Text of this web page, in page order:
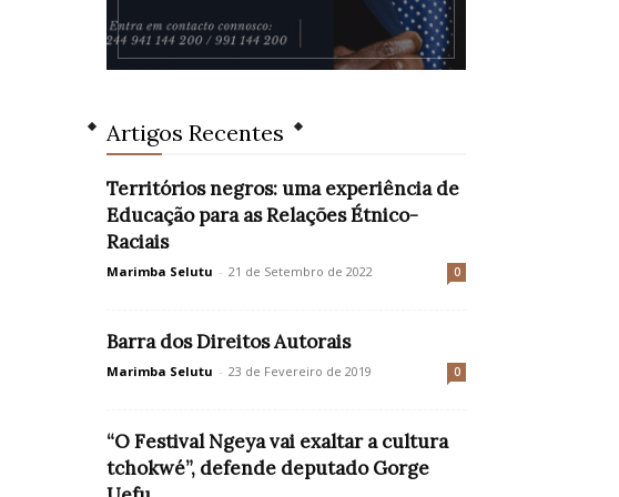
Artigos Recentes
Territórios negros: uma experiência de
Educação para as Relações Étnico-
Raciais
Marimba Selutu - 21 de Setembro de 2022 0
Barra dos Direitos Autorais
Marimba Selutu - 23 de Fevereiro de 2019 0
“O Festival Ngeya vai exaltar a cultura
tchokwé”, defende deputado Gorge